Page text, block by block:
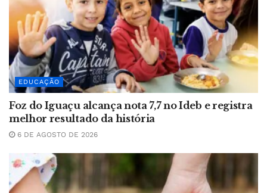
EDUCAÇÃO
Foz do Iguaçu alcança nota 7,7 no Ideb e registra
melhor resultado da história
6 DE AGOSTO DE 2026